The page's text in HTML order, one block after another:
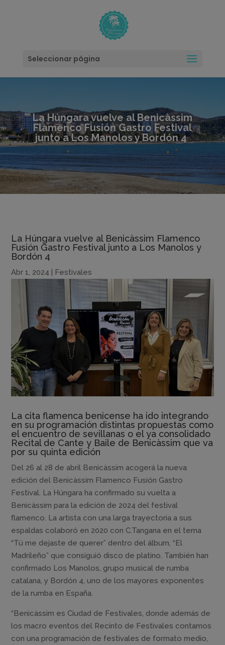
Seleccionar página
La Húngara vuelve al Benicàssim
Flamenco Fusión Gastro Festival
junto a Los Manolos y Bordón 4
La Húngara vuelve al Benicàssim Flamenco
Fusión Gastro Festival junto a Los Manolos y
Bordón 4
Abr 1, 2024 | Festivales
La cita flamenca benicense ha ido integrando
en su programación distintas propuestas como
el encuentro de sevillanas o el ya consolidado
Recital de Cante y Baile de Benicàssim que va
por su quinta edición
Del 26 al 28 de abril Benicàssim acogerá la nueva
edición del Benicàssim Flamenco Fusión Gastro
Festival. La Húngara ha confirmado su vuelta a
Benicàssim para la edición de 2024 del festival
flamenco. La artista con una larga trayectoria a sus
espaldas colaboró en 2020 con C.Tangana en el tema
“Tú me dejaste de querer” dentro del álbum, “El
Madrileño” que consiguió disco de platino. También han
confirmado Los Manolos, grupo musical de rumba
catalana, y Bordón 4, uno de los mayores exponentes
de la rumba en España.
“Benicàssim es Ciudad de Festivales, donde además de
los macro eventos del Recinto de Festivales contamos
con una programación de festivales de formato medio,